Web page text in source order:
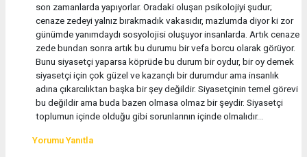
son zamanlarda yapıyorlar. Oradaki oluşan psikolojiyi şudur;
cenaze zedeyi yalnız bırakmadık vakasıdır, mazlumda diyor ki zor
günümde yanımdaydı sosyolojisi oluşuyor insanlarda. Artık cenaze
zede bundan sonra artık bu durumu bir vefa borcu olarak görüyor.
Bunu siyasetçi yaparsa köprüde bu durum bir oydur, bir oy demek
siyasetçi için çok güzel ve kazançlı bir durumdur ama insanlık
adına çıkarcılıktan başka bir şey değildir. Siyasetçinin temel görevi
bu değildir ama buda bazen olmasa olmaz bir şeydir. Siyasetçi
toplumun içinde olduğu gibi sorunlarının içinde olmalıdır...
Yorumu Yanıtla